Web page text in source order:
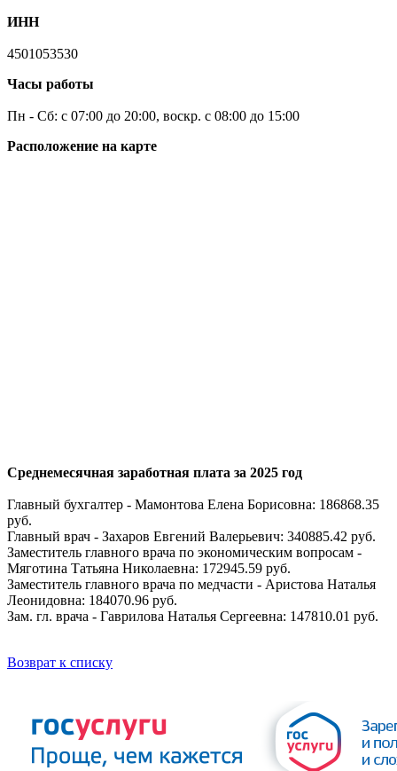
ИНН
4501053530
Часы работы
Пн - Сб: с 07:00 до 20:00, воскр. с 08:00 до 15:00
Расположение на карте
Среднемесячная заработная плата за 2025 год
Главный бухгалтер - Мамонтова Елена Борисовна: 186868.35
руб.
Главный врач - Захаров Евгений Валерьевич: 340885.42 руб.
Заместитель главного врача по экономическим вопросам -
Мяготина Татьяна Николаевна: 172945.59 руб.
Заместитель главного врача по медчасти - Аристова Наталья
Леонидовна: 184070.96 руб.
Зам. гл. врача - Гаврилова Наталья Сергеевна: 147810.01 руб.
Возврат к списку